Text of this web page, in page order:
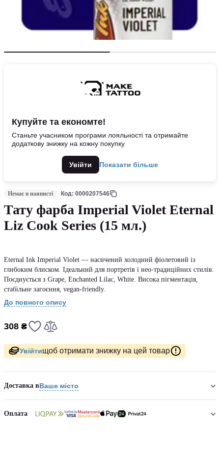
Купуйте та економте!
Станьте учасником програми лояльності та отримайте
додаткову знижку на кожну покупку
Увійти Показати більше
Немає в наявнсті Код: 0000207546
Тату фарба Imperial Violet Eternal
Liz Cook Series (15 мл.)
Eternal Ink Imperial Violet — насичений холодний фіолетовий із
глибоким блиском. Ідеальний для портретів і нео-традиційних стилів.
Поєднується з Grape, Enchanted Lilac, White. Висока пігментація,
стабільне загоєння, vegan-friendly.
До повного опису
308 ₴
Увійтищоб отримати знижку на цей товар
Доставка вВаше місто
Оплата